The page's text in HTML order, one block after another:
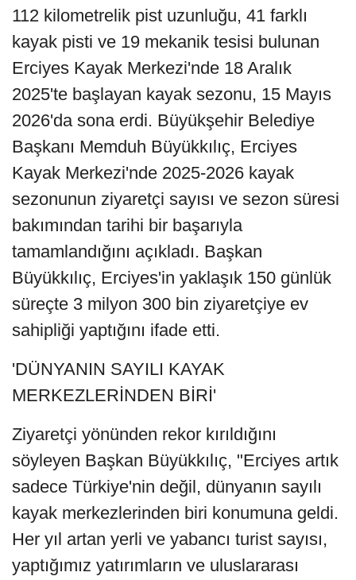
112 kilometrelik pist uzunluğu, 41 farklı
kayak pisti ve 19 mekanik tesisi bulunan
Erciyes Kayak Merkezi'nde 18 Aralık
2025'te başlayan kayak sezonu, 15 Mayıs
2026'da sona erdi. Büyükşehir Belediye
Başkanı Memduh Büyükkılıç, Erciyes
Kayak Merkezi'nde 2025-2026 kayak
sezonunun ziyaretçi sayısı ve sezon süresi
bakımından tarihi bir başarıyla
tamamlandığını açıkladı. Başkan
Büyükkılıç, Erciyes'in yaklaşık 150 günlük
süreçte 3 milyon 300 bin ziyaretçiye ev
sahipliği yaptığını ifade etti.
'DÜNYANIN SAYILI KAYAK
MERKEZLERİNDEN BİRİ'
Ziyaretçi yönünden rekor kırıldığını
söyleyen Başkan Büyükkılıç, "Erciyes artık
sadece Türkiye'nin değil, dünyanın sayılı
kayak merkezlerinden biri konumuna geldi.
Her yıl artan yerli ve yabancı turist sayısı,
yaptığımız yatırımların ve uluslararası